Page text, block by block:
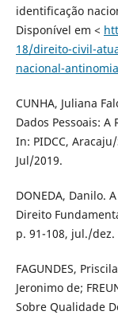
identificação
Disponível em <
18/direito-civil-
nacional-
CUNHA, Juliana
Dados Pessoais:
In: PIDCC,
Jul/2019.
DONEDA, Danilo.
Direito
p. 91-108, jul./dez.
FAGUNDES,
Jeronimo de;
Sobre Qualidade